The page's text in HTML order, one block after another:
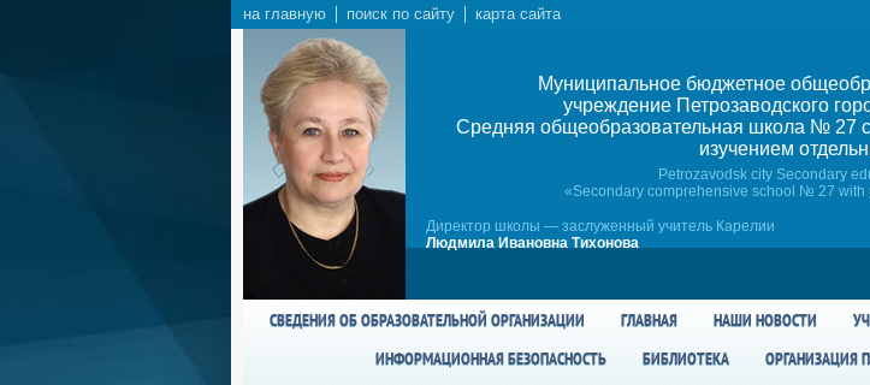
на главную поиск по сайту карта сайта
Муниципальное бюджетное
учреждение Петрозаводского
Средняя общеобразовательная школа № 27
изучением
Petrozavodsk city Secondary
«Secondary comprehensive school № 27 with
Директор школы — заслуженный учитель Карелии
Людмила Ивановна Тихонова
СВЕДЕНИЯ ОБ ОБРАЗОВАТЕЛЬНОЙ ОРГАНИЗАЦИИ ГЛАВНАЯ НАШИ НОВОСТИ
ИНФОРМАЦИОННАЯ БЕЗОПАСНОСТЬ
БИБЛИОТЕКА ОРГАНИЗАЦИЯ